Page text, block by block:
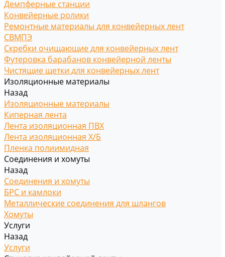
Демпферные станции
Конвейерные ролики
Ремонтные материалы для конвейерных лент
СВМПЭ
Скребки очищающие для конвейерных лент
Футеровка барабанов конвейерной ленты
Чистящие щетки для конвейерных лент
Изоляционные материалы
Назад
Изоляционные материалы
Киперная лента
Лента изоляционная ПВХ
Лента изоляционная Х/Б
Пленка полиимидная
Соединения и хомуты
Назад
Соединения и хомуты
БРС и камлоки
Металлические соединения для шлангов
Хомуты
Услуги
Назад
Услуги